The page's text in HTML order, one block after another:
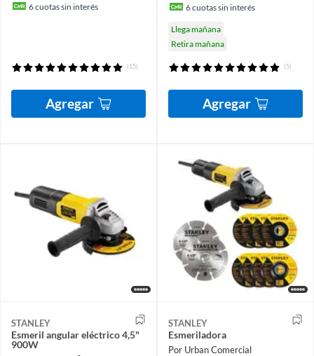
6cuotas sin interés
(15)
Agregar
6cuotas sin interés
Llega mañana
Retira mañana
(5)
Agregar
STANLEY
Esmeril angular eléctrico 4,5"
900W
STANLEY
Esmeriladora
Por Urban Comercial